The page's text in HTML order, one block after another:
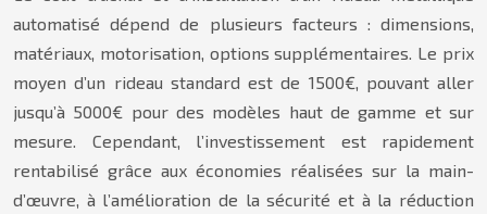
automatisé dépend de plusieurs facteurs : dimensions,
matériaux, motorisation, options supplémentaires. Le prix
moyen d’un rideau standard est de 1500€, pouvant aller
jusqu’à 5000€ pour des modèles haut de gamme et sur
mesure. Cependant, l’investissement est rapidement
rentabilisé grâce aux économies réalisées sur la main-
d’œuvre, à l’amélioration de la sécurité et à la réduction